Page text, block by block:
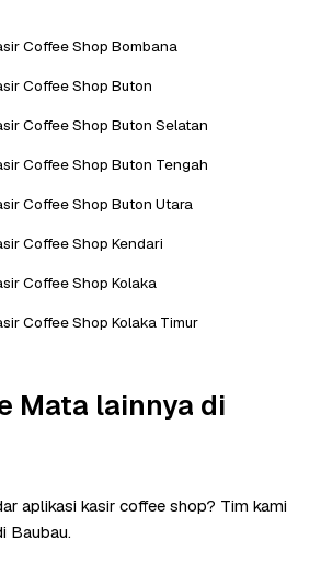
Coffee Shop Bombana
Coffee Shop Buton
Coffee Shop Buton Selatan
Coffee Shop Buton Tengah
Coffee Shop Buton Utara
Coffee Shop Kendari
Coffee Shop Kolaka
Coffee Shop Kolaka Timur
Mata lainnya di
aplikasi kasir coffee shop? Tim kami
Baubau.